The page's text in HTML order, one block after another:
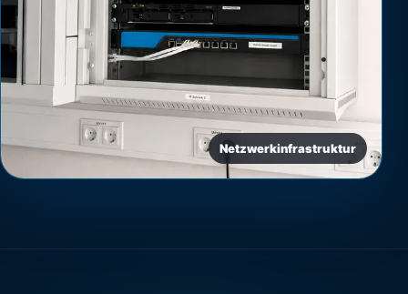
Netzwerkinfrastruktur